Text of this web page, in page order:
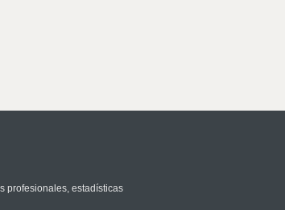
profesionales, estadísticas